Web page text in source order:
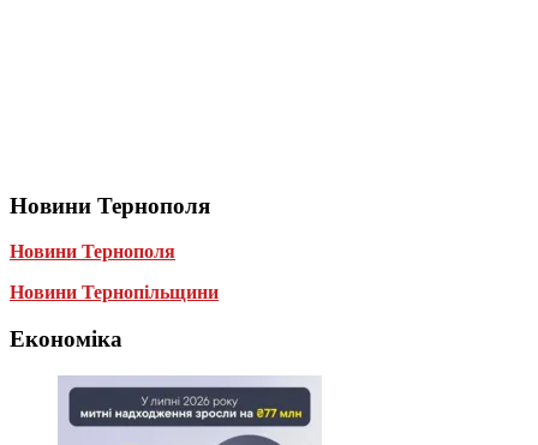
Новини Тернополя
Новини Тернополя
Новини Тернопільщини
Економіка